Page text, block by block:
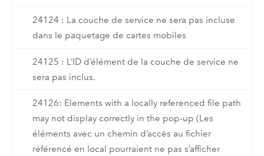
24124 : La couche de service ne sera pas incluse
dans le paquetage de cartes mobiles
24125 : L’ID d’élément de la couche de service ne
sera pas inclus.
24126: Elements with a locally referenced file path
may not display correctly in the pop-up (Les
éléments avec un chemin d’accès au fichier
référencé en local pourraient ne pas s’afficher